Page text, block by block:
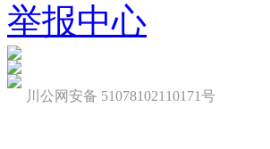
举报中心
川公网安备 51078102110171号